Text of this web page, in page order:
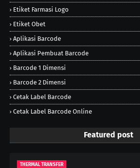
Etiket Farmasi Logo
Etiket Obet
Aplikasi Barcode
Aplikasi Pembuat Barcode
Barcode 1 Dimensi
Barcode 2 Dimensi
Cetak Label Barcode
Cetak Label Barcode Online
Featured post
THERMAL TRANSFER